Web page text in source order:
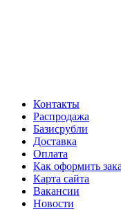
Контакты
Распродажа
Базисрубли
Доставка
Оплата
Как оформить
Карта сайта
Вакансии
Новости